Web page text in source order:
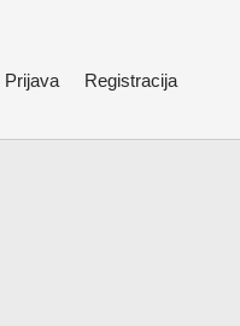
Prijava Registracija